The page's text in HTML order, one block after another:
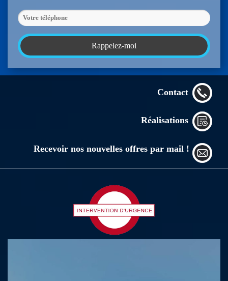
Contact
Réalisations
Recevoir nos nouvelles offres par mail !